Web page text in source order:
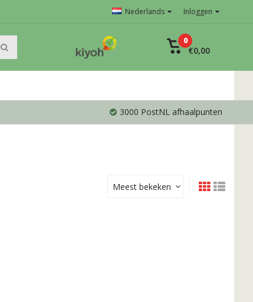
Nederlands Inloggen
0
€0,00
3000 PostNL afhaalpunten
Meest bekeken